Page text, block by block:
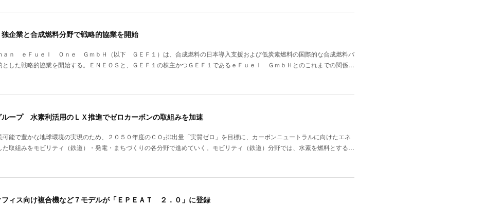
企業と合成燃料分野で戦略的協業を開始
ａｎ ｅＦｕｅｌ Ｏｎｅ ＧｍｂＨ（以下 ＧＥＦ１）は、合成燃料の日本導入支援および低炭素燃料の国際的な合成燃料バ
とした戦略的協業を開始する。ＥＮＥＯＳと、ＧＥＦ１の株主かつＧＥＦ１であるｅＦｕｅｌ ＧｍｂＨとのこれまでの関係…
ープ 水素利活用のＬＸ推進でゼロカーボンの取組みを加速
可能で豊かな地球環境の実現のため、２０５０年度のＣＯ₂排出量「実質ゼロ」を目標に、カーボンニュートラルに向けたエネ
た取組みをモビリティ（鉄道）・発電・まちづくりの各分野で進めていく。モビリティ（鉄道）分野では、水素を燃料とする…
ィス向け複合機など７モデルが「ＥＰＥＡＴ ２．０」に登録